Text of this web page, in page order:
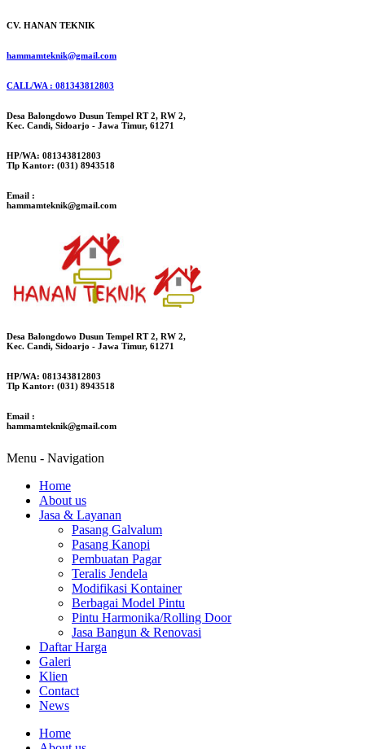
CV. HANAN TEKNIK
hammamteknik@gmail.com
CALL/WA : 081343812803
Desa Balongdowo Dusun Tempel RT 2, RW 2,
Kec. Candi, Sidoarjo - Jawa Timur, 61271
HP/WA: 081343812803
Tlp Kantor: (031) 8943518
Email :
hammamteknik@gmail.com
Desa Balongdowo Dusun Tempel RT 2, RW 2,
Kec. Candi, Sidoarjo - Jawa Timur, 61271
HP/WA: 081343812803
Tlp Kantor: (031) 8943518
Email :
hammamteknik@gmail.com
Menu - Navigation
Home
About us
Jasa & Layanan
Pasang Galvalum
Pasang Kanopi
Pembuatan Pagar
Teralis Jendela
Modifikasi Kontainer
Berbagai Model Pintu
Pintu Harmonika/Rolling Door
Jasa Bangun & Renovasi
Daftar Harga
Galeri
Klien
Contact
News
Home